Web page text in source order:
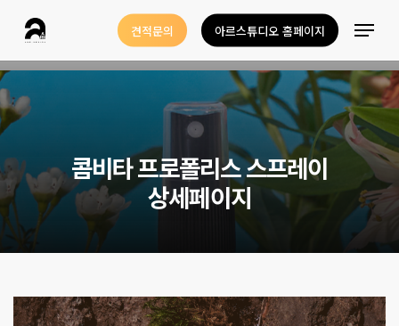
main
content
견적문의 아르스튜디오 홈페이지
Menu
콤비타프로폴리스스프레이
상세페이지
Close
Menu